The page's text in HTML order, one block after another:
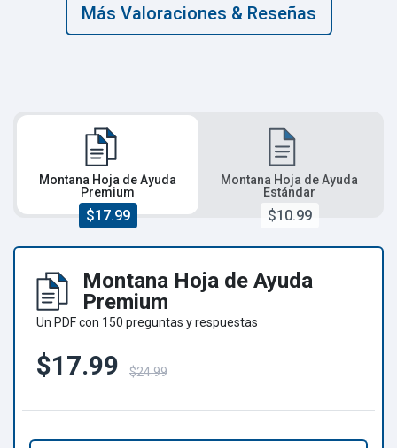
Más Valoraciones & Reseñas
Montana Hoja de Ayuda
Estándar
$10.99
Montana Hoja de Ayuda
Premium
$17.99
Montana Hoja de Ayuda
Premium
Un PDF con 150 preguntas y respuestas
$17.99 $24.99